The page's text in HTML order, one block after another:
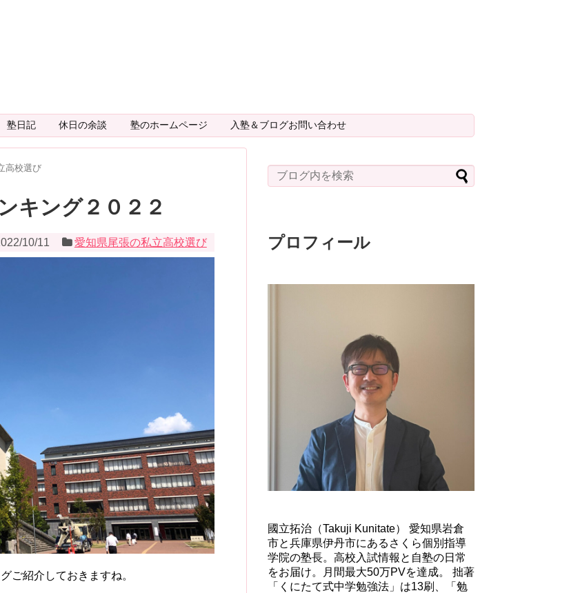
塾日記 休日の余談 塾のホームページ 入塾＆ブログお問い合わせ
高校選び
キング２０２２
10/11 愛知県尾張の私立高校選び
ご紹介しておきますね。
プロフィール
國立拓治（Takuji Kunitate） 愛知県岩倉
市と兵庫県伊丹市にあるさくら個別指導
学院の塾長。高校入試情報と自塾の日常
をお届け。月間最大50万PVを達成。 拙著
「くにたて式中学勉強法」は13刷、「勉